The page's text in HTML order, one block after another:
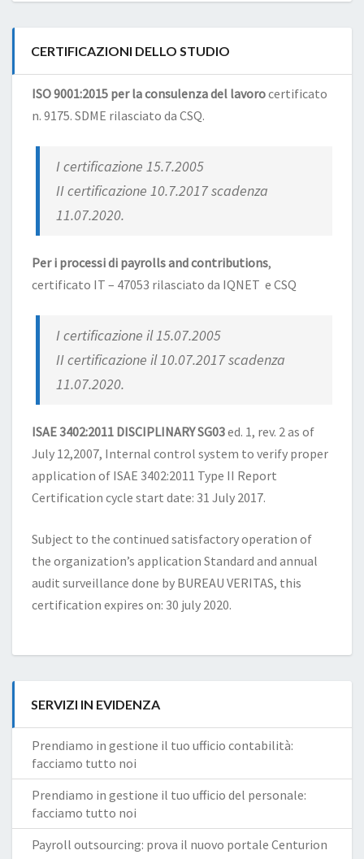
CERTIFICAZIONI DELLO STUDIO
ISO 9001:2015 per la consulenza del lavorocertificato
n. 9175. SDME rilasciato da CSQ.
I certificazione 15.7.2005
II certificazione 10.7.2017 scadenza
11.07.2020.
Per i processi di payrolls and contributions,
certificato IT – 47053 rilasciato da IQNET e CSQ
I certificazione il 15.07.2005
II certificazione il 10.07.2017 scadenza
11.07.2020.
ISAE 3402:2011 DISCIPLINARY SG03ed. 1, rev. 2 as of
July 12,2007, Internal control system to verify proper
application of ISAE 3402:2011 Type II Report
Certification cycle start date: 31 July 2017.
Subject to the continued satisfactory operation of
the organization’s application Standard and annual
audit surveillance done by BUREAU VERITAS, this
certification expires on: 30 july 2020.
SERVIZI IN EVIDENZA
Prendiamo in gestione il tuo ufficio contabilità:
facciamo tutto noi
Prendiamo in gestione il tuo ufficio del personale:
facciamo tutto noi
Payroll outsourcing: prova il nuovo portale Centurion